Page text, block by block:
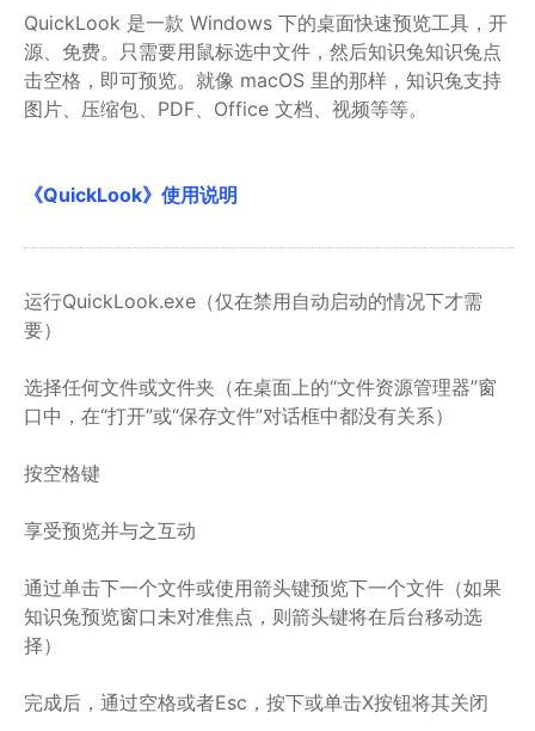
QuickLook 是一款 Windows 下的桌面快速预览工具，开
源、免费。只需要用鼠标选中文件，然后知识兔知识兔点
击空格，即可预览。就像 macOS 里的那样，知识兔支持
图片、压缩包、PDF、Office 文档、视频等等。
《QuickLook》使用说明
运行QuickLook.exe（仅在禁用自动启动的情况下才需
要）
选择任何文件或文件夹（在桌面上的“文件资源管理器”窗
口中，在“打开”或“保存文件”对话框中都没有关系）
按空格键
享受预览并与之互动
通过单击下一个文件或使用箭头键预览下一个文件（如果
知识兔预览窗口未对准焦点，则箭头键将在后台移动选
择）
完成后，通过空格或者Esc，按下或单击X按钮将其关闭